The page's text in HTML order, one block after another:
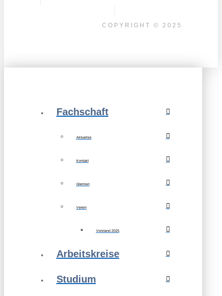
COPYRIGHT © 2025
Fachschaft
Aktuelles
Kontakt
Gremien
Verein
Vorstand 2025
Arbeitskreise
Studium